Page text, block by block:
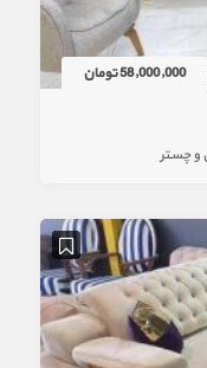
58,000,000 تومان
و چستر